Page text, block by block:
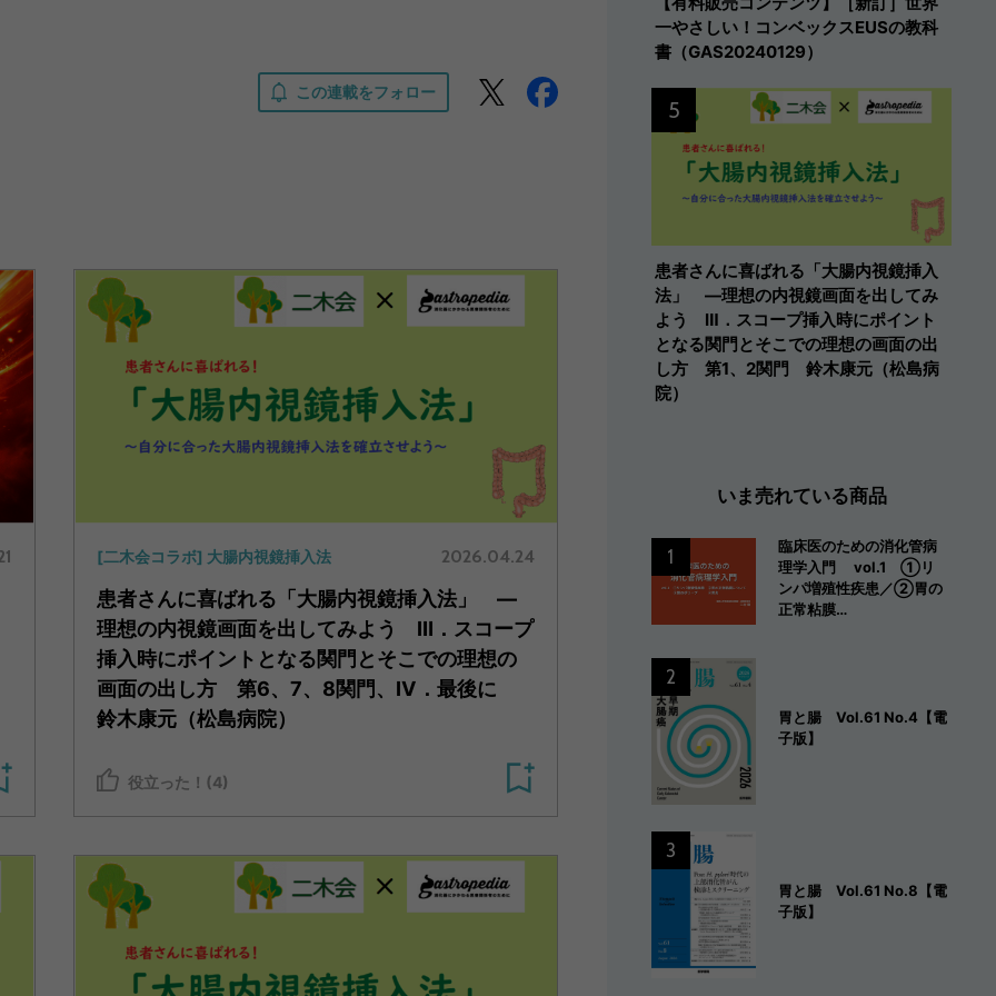
この連載をフォロー
[二木会コラボ] 大腸内視鏡挿入法 2026.04.24
患者さんに喜ばれる「大腸内視鏡挿入法」 ―
理想の内視鏡画面を出してみよう Ⅲ．スコープ
挿入時にポイントとなる関門とそこでの理想の
画面の出し方 第6、7、8関門、Ⅳ．最後に
鈴木康元（松島病院）
役立った！(4)
一やさしい！コンベックスEUSの教科
書（GAS20240129）
患者さんに喜ばれる「大腸内視鏡挿入
法」 ―理想の内視鏡画面を出してみ
よう Ⅲ．スコープ挿入時にポイント
となる関門とそこでの理想の画面の出
し方 第1、2関門 鈴木康元（松島病
院）
5
いま売れている商品
臨床医のための消化管病
理学入門 vol.1 ①リ
ンパ増殖性疾患／②胃の
正常粘膜…
1
胃と腸 Vol.61 No.4【電
子版】
2
胃と腸 Vol.61 No.8【電
子版】
3